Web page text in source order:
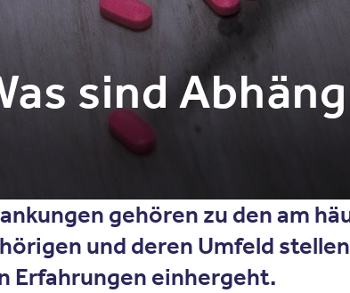
sind
gehören zu den am
und deren Umfeld
Erfahrungen einhergeht.